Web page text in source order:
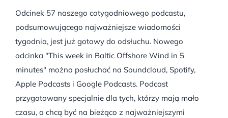
Odcinek 57 naszego cotygodniowego podcastu,
podsumowującego najważniejsze wiadomości
tygodnia, jest już gotowy do odsłuchu. Nowego
odcinka "This week in Baltic Offshore Wind in 5
minutes" można posłuchać na Soundcloud, Spotify,
Apple Podcasts i Google Podcasts. Podcast
przygotowany specjalnie dla tych, którzy mają mało
czasu, a chcą być na bieżąco z najważniejszymi